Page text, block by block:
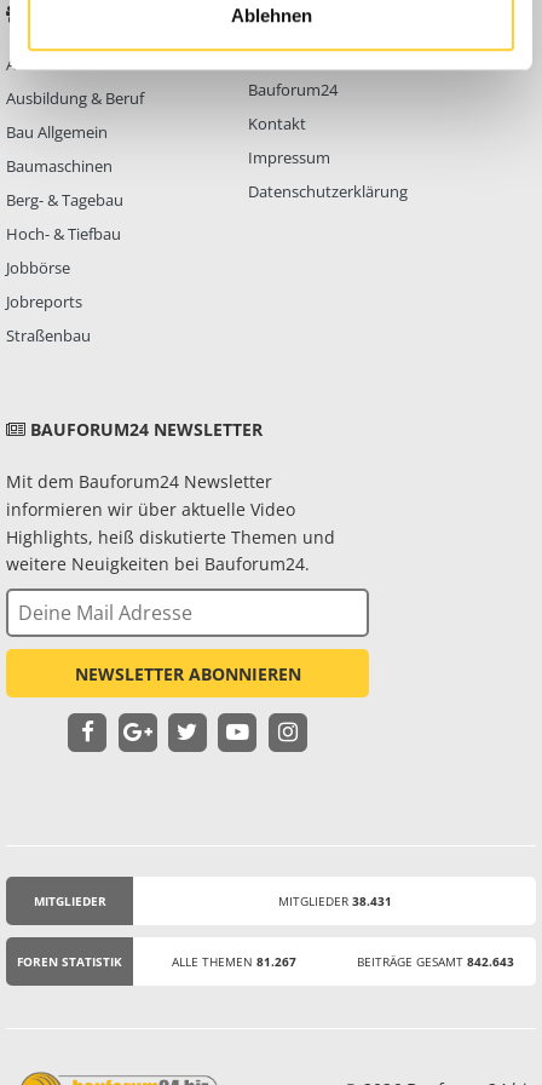
Ablehnen
Abbruch
Ausbildung & Beruf
Bau Allgemein
Baumaschinen
Berg- & Tagebau
Hoch- & Tiefbau
Jobbörse
Jobreports
Straßenbau
KONTAKT
Werben auf
Bauforum24
Kontakt
Impressum
Datenschutzerklärung
BAUFORUM24 NEWSLETTER
Mit dem Bauforum24 Newsletter
informieren wir über aktuelle Video
Highlights, heiß diskutierte Themen und
weitere Neuigkeiten bei Bauforum24.
NEWSLETTER ABONNIEREN
MITGLIEDER MITGLIEDER 38.431
FOREN STATISTIK ALLE THEMEN 81.267 BEITRÄGE GESAMT 842.643